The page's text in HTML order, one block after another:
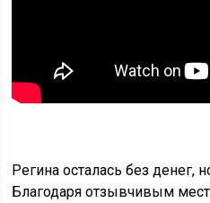
Регина осталась без денег,
Благодаря отзывчивым